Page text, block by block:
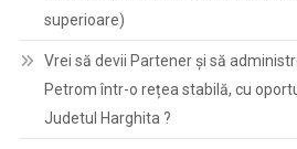
superioare)
Vrei să devii Partener și să
Petrom într-o rețea stabilă, cu
Judetul Harghita ?